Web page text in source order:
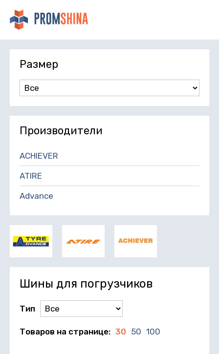
Размер
Производители
ACHIEVER
ATIRE
Advance
Шины для погрузчиков
Тип
Товаров на странице: 30 50 100